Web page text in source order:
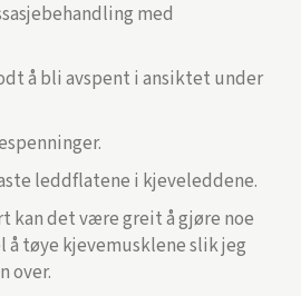
med
å bli avspent i ansiktet under
leddflatene i kjeveleddene.
kan det være greit å gjøre noe
å tøye kjevemusklene slik jeg
over.